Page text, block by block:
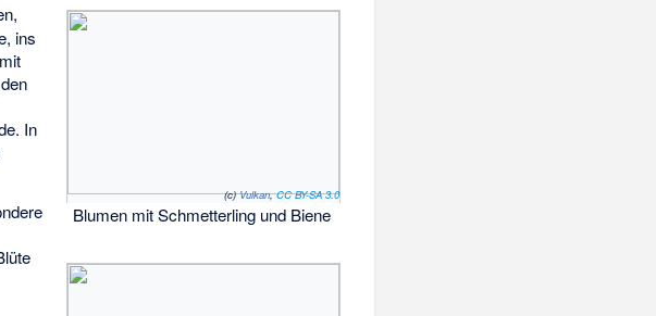
(c)Vulkan,CC BY-SA 3.0
Blumen mit Schmetterling und Biene
ins
In